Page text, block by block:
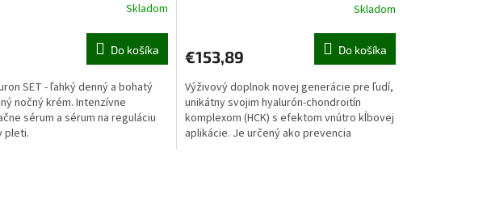
R
M
O
Skladom
Do košíka
SET - ľahký denný a bohatý
nočný krém. Intenzívne
sérum a sérum na reguláciu
pleti.
R
M
O
je
z
5
hviezdičiek.
Skladom
€153,89 Do košíka
Výživový doplnok novej generácie pre ľudí,
unikátny svojim hyalurón-chondroitín
komplexom (HCK) s efektom vnútro kĺbovej
aplikácie. Je určený ako prevencia